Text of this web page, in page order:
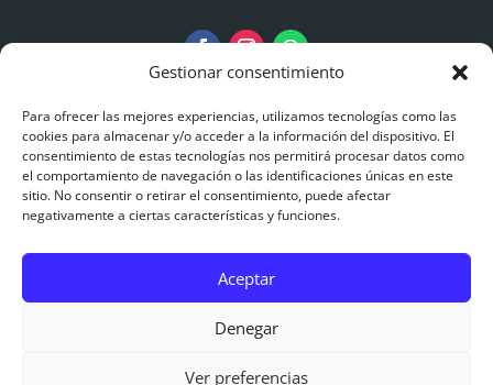
Gestionar consentimiento
Para ofrecer las mejores experiencias, utilizamos tecnologías como las
cookies para almacenar y/o acceder a la información del dispositivo. El
consentimiento de estas tecnologías nos permitirá procesar datos como
el comportamiento de navegación o las identificaciones únicas en este
sitio. No consentir o retirar el consentimiento, puede afectar
negativamente a ciertas características y funciones.
Aceptar
Denegar
Ver preferencias
AVISO LEGAL
Avís Legal
Polítiques de Cookies